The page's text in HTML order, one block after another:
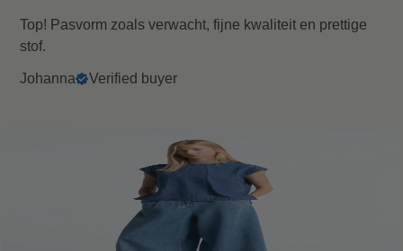
Top! Pasvorm zoals verwacht, fijne kwaliteit en prettige
stof.
Johanna Verified buyer